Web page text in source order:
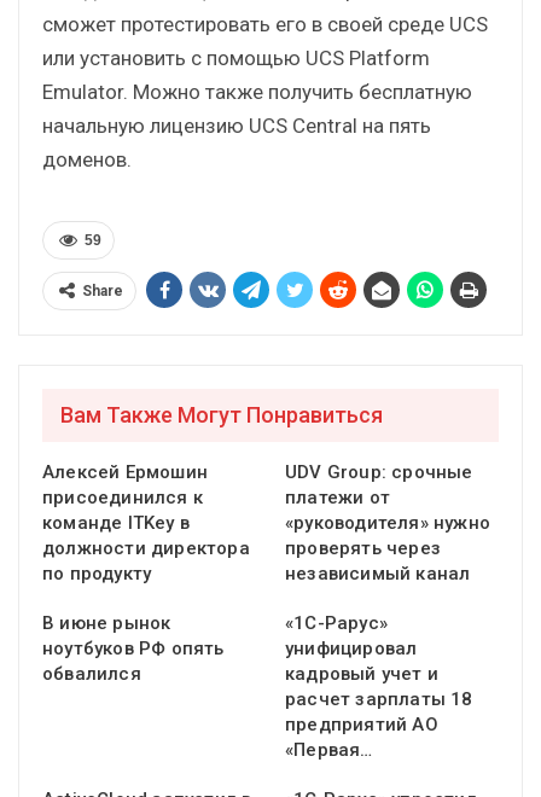
сможет протестировать его в своей среде UCS
или установить с помощью UCS Platform
Emulator. Можно также получить бесплатную
начальную лицензию UCS Central на пять
доменов.
59
Share
Вам Также Могут Понравиться
Алексей Ермошин
присоединился к
команде ITKey в
должности директора
по продукту
UDV Group: срочные
платежи от
«руководителя» нужно
проверять через
независимый канал
В июне рынок
ноутбуков РФ опять
обвалился
«1С-Рарус»
унифицировал
кадровый учет и
расчет зарплаты 18
предприятий АО
«Первая…